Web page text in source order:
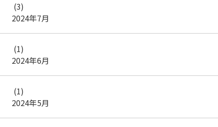
2024年7月
(3)
2024年6月
(1)
2024年5月
(1)